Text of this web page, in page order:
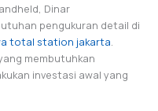
Dinar
pengukuran detail di
total station jakarta.
membutuhkan
investasi awal yang